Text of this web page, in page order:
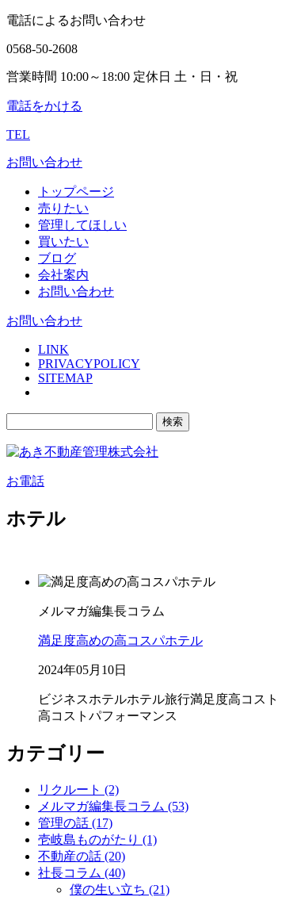
電話によるお問い合わせ
0568-50-2608
営業時間 10:00～18:00 定休日 土・日・祝
電話をかける
TEL
お問い合わせ
トップページ
売りたい
管理してほしい
買いたい
ブログ
会社案内
お問い合わせ
お問い合わせ
LINK
PRIVACYPOLICY
SITEMAP
お電話
ホテル
メルマガ編集長コラム
満足度高めの高コスパホテル
2024年05月10日
ビジネスホテルホテル旅行満足度高コスト
高コストパフォーマンス
カテゴリー
リクルート (2)
メルマガ編集長コラム (53)
管理の話 (17)
壱岐島ものがたり (1)
不動産の話 (20)
社長コラム (40)
僕の生い立ち (21)